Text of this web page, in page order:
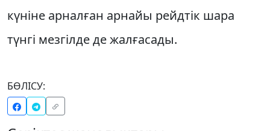
күніне арналған арнайы рейдтік шара
түнгі мезгілде де жалғасады.
БӨЛІСУ: